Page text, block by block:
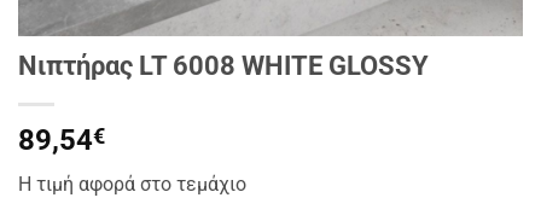
Νιπτήρας LT 6008 WHITE GLOSSY
89,54€
Η τιμή αφορά στο τεμάχιο